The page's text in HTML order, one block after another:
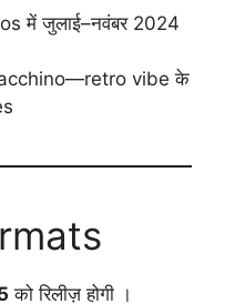
में जुलाई–नवंबर 2024
vibe के
को रिलीज़ होगी ।